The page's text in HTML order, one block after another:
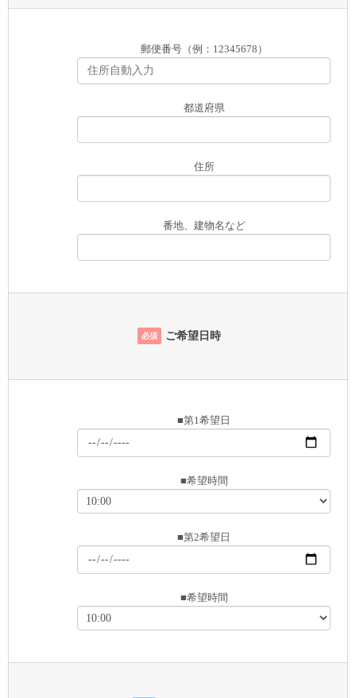
郵便番号（例：12345678）
都道府県
住所
番地、建物名など
必須 ご希望日時
■第1希望日
■希望時間
■第2希望日
■希望時間